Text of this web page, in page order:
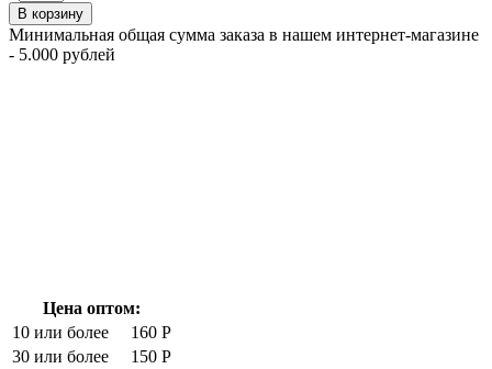
В корзину
Минимальная общая сумма заказа в нашем интернет-магазине
- 5.000 рублей
Цена оптом:
10 или более
160 Р
30 или более
150 Р